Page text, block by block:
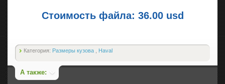
Стоимость файла: 36.00 usd
Категория: Размеры кузова Haval
А также: